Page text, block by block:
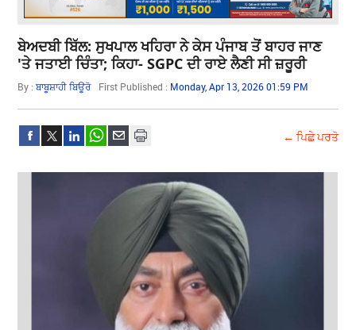
ਬੇਅਦਬੀ ਬਿੱਲ: ਸੁਖਪਾਲ ਖਹਿਰਾ ਨੇ ਕੇਸ ਪੰਜਾਬ ਤੋਂ ਬਾਹਰ ਜਾਣ
'ਤੇ ਜਤਾਈ ਚਿੰਤਾ; ਕਿਹਾ- SGPC ਦੀ ਰਾਏ ਲੈਣੀ ਸੀ ਜ਼ਰੂਰੀ
By :ਬਾਬੂਸ਼ਾਹੀ ਬਿਊਰੋ First Published : Monday, Apr 13, 2026 01:59 PM
← ਪਿਛੇ ਪਰਤੋ